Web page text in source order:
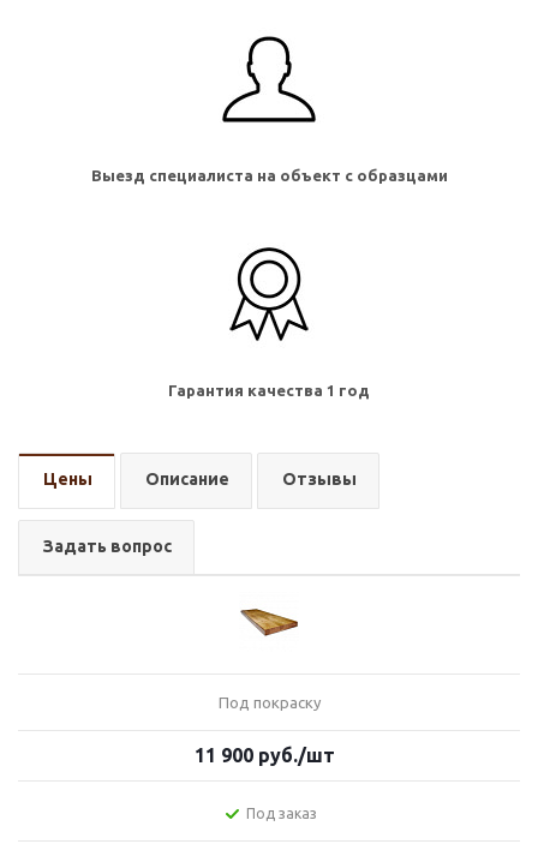
Выезд специалиста на объект с образцами
Гарантия качества 1 год
Цены Описание Отзывы
Задать вопрос
Под покраску
11 900 руб./шт
Под заказ